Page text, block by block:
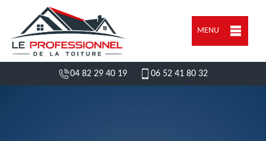
MENU
04 82 29 40 19 06 52 41 80 32